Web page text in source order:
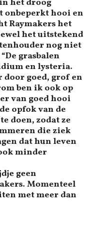
het droog
hooi en
Raymakers het
het uitstekend
nog niet
grasbalen
en lysteria.
goed, grof en
ben ik ook op
van goed hooi
opfok van de
doen, zodat ze
die ziek
dat hun leven
minder
geen
Momenteel
met meer dan